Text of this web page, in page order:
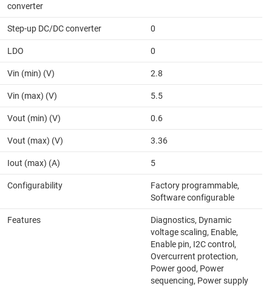
converter
Step-up DC/DC converter 0
LDO 0
Vin (min) (V) 2.8
Vin (max) (V) 5.5
Vout (min) (V) 0.6
Vout (max) (V) 3.36
Iout (max) (A) 5
Configurability
Factory programmable,
Software configurable
Features
Diagnostics, Dynamic
voltage scaling, Enable,
Enable pin, I2C control,
Overcurrent protection,
Power good, Power
sequencing, Power supply